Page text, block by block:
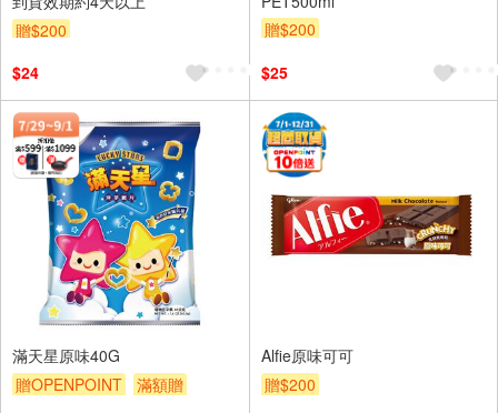
贈$200
$24
贈$200
$25
滿天星原味40G
贈OPENPOINT
滿額贈
Alfie原味可可
贈$200